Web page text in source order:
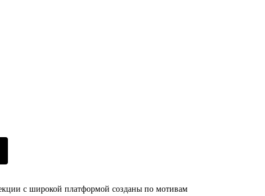
с широкой платформой созданы по мотивам